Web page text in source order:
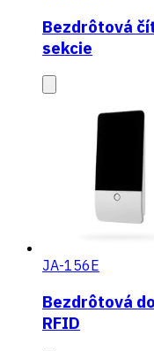
Bezdrôtová
sekcie
JA-156E
Bezdrôtová
RFID